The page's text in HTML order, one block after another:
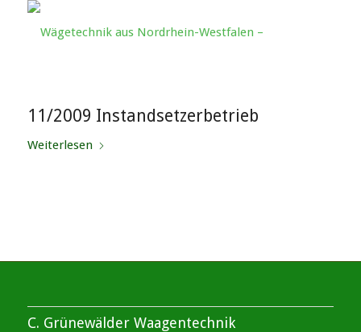
11/2009 Instandsetzerbetrieb
Weiterlesen
C. Grünewälder Waagentechnik